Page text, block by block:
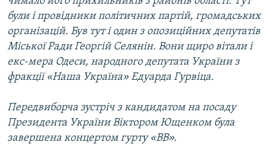
були і провідники політичних партій, громадських
організацій. Був тут і один з опозиційних депутатів
Міської Ради Георгій Селянін. Вони щиро вітали і
екс-мера Одеси, народного депутата України з
фракції «Наша Україна» Едуарда Гурвіца.
Передвиборча зустріч з кандидатом на посаду
Президента України Віктором Ющенком була
завершена концертом гурту «ВВ».